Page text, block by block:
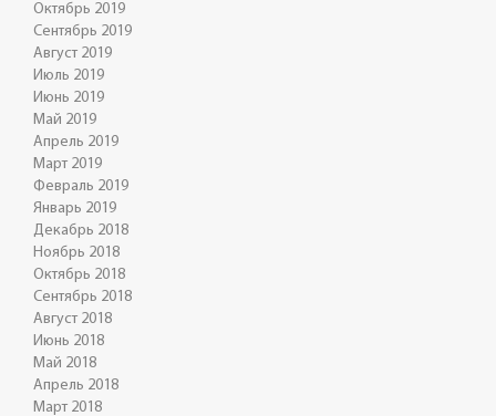
Октябрь 2019
Сентябрь 2019
Август 2019
Июль 2019
Июнь 2019
Май 2019
Апрель 2019
Март 2019
Февраль 2019
Январь 2019
Декабрь 2018
Ноябрь 2018
Октябрь 2018
Сентябрь 2018
Август 2018
Июнь 2018
Май 2018
Апрель 2018
Март 2018